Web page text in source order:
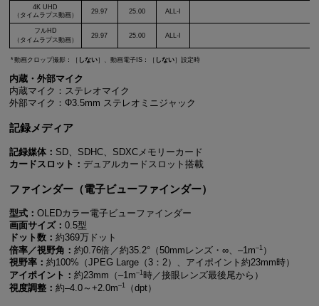
4K UHD
（タイムラプス動画）
29.97 25.00 ALL-I
フルHD
（タイムラプス動画）
29.97 25.00 ALL-I
動画クロップ撮影：［ しない ］、動画電子IS：［ しない ］設定時
内蔵・外部マイク
内蔵マイク：ステレオマイク
外部マイク：Φ3.5mm ステレオミニジャック
記録メディア
記録媒体： SD、SDHC、SDXCメモリーカード
カードスロット： デュアルカードスロット搭載
ファインダー（電子ビューファインダー）
型式： OLEDカラー電子ビューファインダー
画面サイズ： 0.5型
ドット数： 約369万ドット
倍率／視野角： 約0.76倍／約35.2°（50mmレンズ・∞、–1m–1 ）
視野率： 約100%（JPEG Large（3：2）、アイポイント約23mm時）
アイポイント： 約23mm（–1m–1時／接眼レンズ最後尾から）
視度調整： 約–4.0～+2.0m–1（dpt）